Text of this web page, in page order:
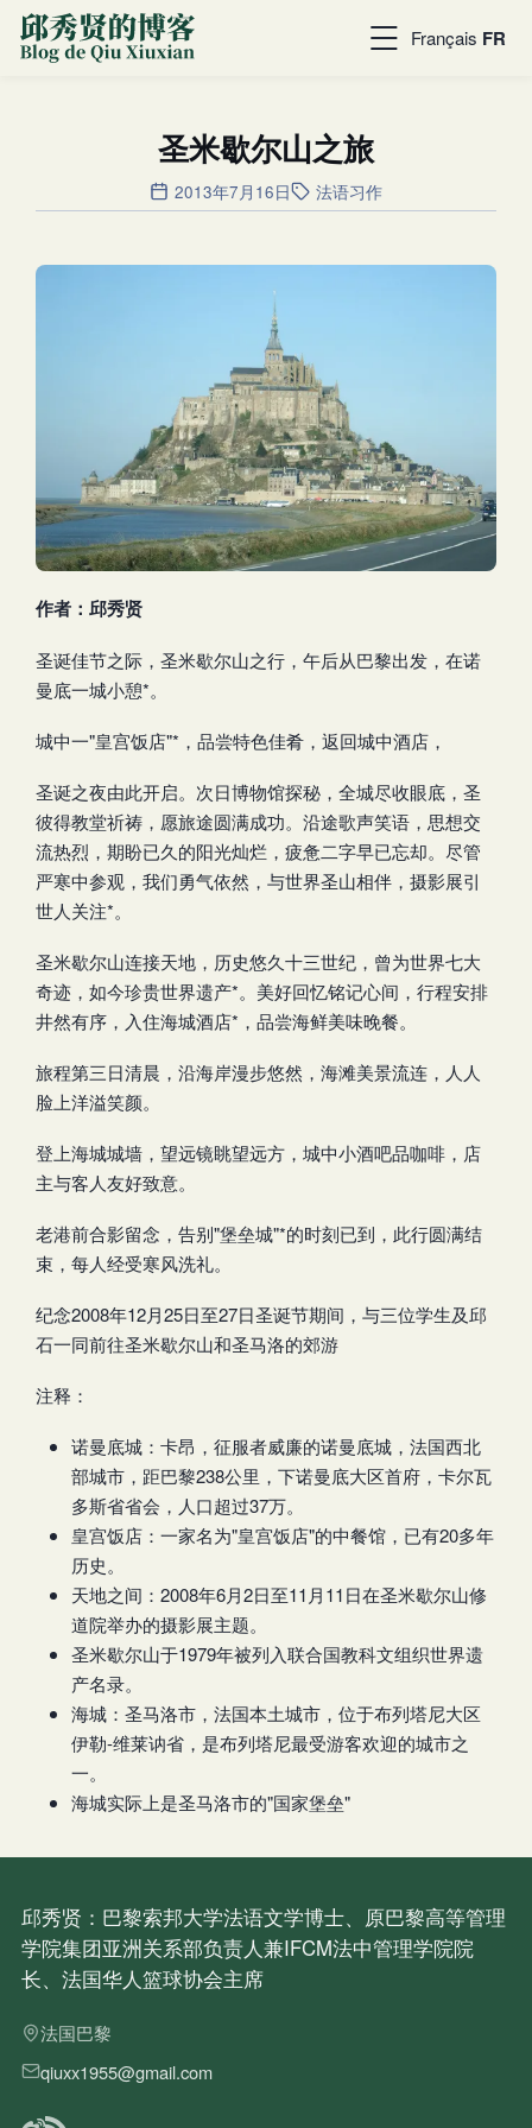
Français FR
圣米歇尔山之旅
2013年7月16日 法语习作
作者：邱秀贤
圣诞佳节之际，圣米歇尔山之行，午后从巴黎出发，在诺
曼底一城小憩*。
城中一"皇宫饭店"*，品尝特色佳肴，返回城中酒店，
圣诞之夜由此开启。次日博物馆探秘，全城尽收眼底，圣
彼得教堂祈祷，愿旅途圆满成功。沿途歌声笑语，思想交
流热烈，期盼已久的阳光灿烂，疲惫二字早已忘却。尽管
严寒中参观，我们勇气依然，与世界圣山相伴，摄影展引
世人关注*。
圣米歇尔山连接天地，历史悠久十三世纪，曾为世界七大
奇迹，如今珍贵世界遗产*。美好回忆铭记心间，行程安排
井然有序，入住海城酒店*，品尝海鲜美味晚餐。
旅程第三日清晨，沿海岸漫步悠然，海滩美景流连，人人
脸上洋溢笑颜。
登上海城城墙，望远镜眺望远方，城中小酒吧品咖啡，店
主与客人友好致意。
老港前合影留念，告别"堡垒城"*的时刻已到，此行圆满结
束，每人经受寒风洗礼。
纪念2008年12月25日至27日圣诞节期间，与三位学生及邱
石一同前往圣米歇尔山和圣马洛的郊游
注释：
诺曼底城：卡昂，征服者威廉的诺曼底城，法国西北
部城市，距巴黎238公里，下诺曼底大区首府，卡尔瓦
多斯省省会，人口超过37万。
皇宫饭店：一家名为"皇宫饭店"的中餐馆，已有20多年
历史。
天地之间：2008年6月2日至11月11日在圣米歇尔山修
道院举办的摄影展主题。
圣米歇尔山于1979年被列入联合国教科文组织世界遗
产名录。
海城：圣马洛市，法国本土城市，位于布列塔尼大区
伊勒-维莱讷省，是布列塔尼最受游客欢迎的城市之
一。
海城实际上是圣马洛市的"国家堡垒"
邱秀贤：巴黎索邦大学法语文学博士、原巴黎高等管理
学院集团亚洲关系部负责人兼IFCM法中管理学院院
长、法国华人篮球协会主席
法国巴黎
qiuxx1955@gmail.com